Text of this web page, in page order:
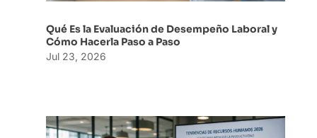
Qué Es la Evaluación de Desempeño Laboral y
Cómo Hacerla Paso a Paso
Jul 23, 2026